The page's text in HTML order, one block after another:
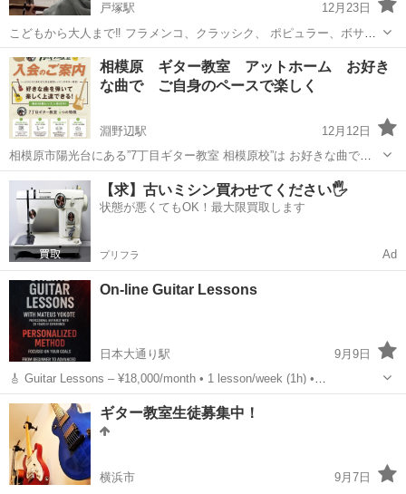
戸塚駅
12月23日
こどもから大人まで‼️ フラメンコ、クラッシク、 ポピュラー、ボサノ
バ等 お好きなジャンルにチャレンジしてみませんか‼️ 楽譜が読めなく
ても大丈夫🎵 メロディ、リズム、コードを学んで楽しく演奏してみま
し...
神奈川 横浜市 戸塚駅 ギター ボサノバ
相模原 ギター教室 アットホーム お好き
な曲で ご自身のペースで楽しく
淵野辺駅
12月12日
相模原市陽光台にある”7丁目ギター教室 相模原校”は お好きな曲で楽
しくレッスンをおこなう教室です。 もちろん特にやりたい曲が決まっ
ていない方も 無料のカリキュラム（教則資料全て無料）の ご用意もあ
ります。 ギ...
神奈川 相模原市 淵野辺駅 ギター レッスン
【求】古いミシン買わせてください🖐️
状態が悪くてもOK！最大限買取します
プリフラ Ad
On-line Guitar Lessons
日本大通り駅
9月9日
🎸 Guitar Lessons – ¥18,000/month • 1 lesson/week (1h) •
Personalized method 🎯 • Learn guitar & practice Engli...
神奈川 横浜市 日本大通り駅 ギター
ギター教室生徒募集中！
横浜市 9月7日